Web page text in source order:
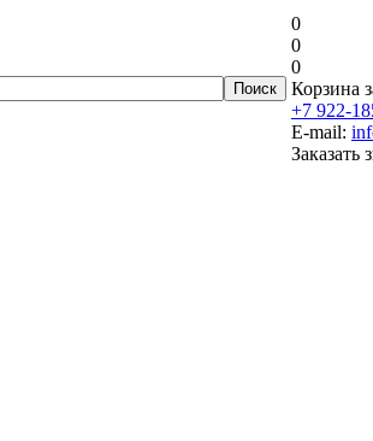
0
0
0
Корзина
+7 922-
E-mail:
Заказать